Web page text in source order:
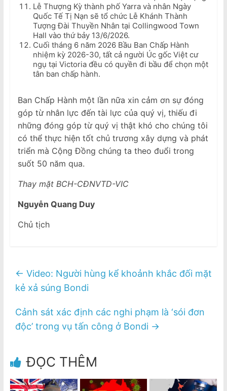
Lễ Thượng Kỳ thành phố Yarra và nhân Ngày
Quốc Tế Tị Nạn sẽ tổ chức Lễ Khánh Thành
Tượng Đài Thuyền Nhân tại Collingwood Town
Hall vào thứ bảy 13/6/2026.
Cuối tháng 6 năm 2026 Bầu Ban Chấp Hành
nhiệm kỳ 2026-30, tất cả người Úc gốc Việt cư
ngụ tại Victoria đều có quyền đi bầu để chọn một
tân ban chấp hành.
Ban Chấp Hành một lần nữa xin cảm ơn sự đóng
góp từ nhân lực đến tài lực của quý vị, thiếu đi
những đóng góp từ quý vị thật khó cho chúng tôi
có thể thực hiện tốt chủ trương xây dựng và phát
triển mà Cộng Đồng chúng ta theo đuổi trong
suốt 50 năm qua.
Thay mặt BCH-CĐNVTD-VIC
Nguyễn Quang Duy
Chủ tịch
← Video: Người hùng kể khoảnh khắc đối mặt
kẻ xả súng Bondi
Cảnh sát xác định các nghi phạm là ‘sói đơn
độc’ trong vụ tấn công ở Bondi →
ĐỌC THÊM